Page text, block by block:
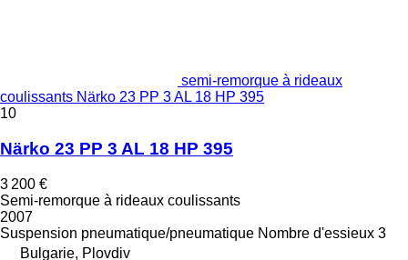
semi-remorque à rideaux
coulissants Närko 23 PP 3 AL 18 HP 395
10
Närko 23 PP 3 AL 18 HP 395
3 200 €
Semi-remorque à rideaux coulissants
2007
Suspension pneumatique/pneumatique Nombre d'essieux 3
Bulgarie, Plovdiv